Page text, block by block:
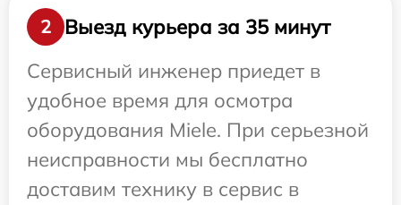
2
Выезд курьера за 35 минут
Сервисный инженер приедет в
удобное время для осмотра
оборудования Miele. При серьезной
неисправности мы бесплатно
доставим технику в сервис в